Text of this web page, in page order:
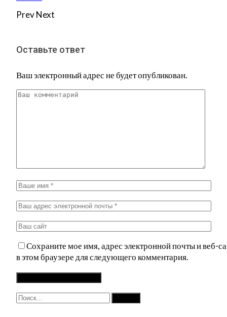
PrevNext
Оставьте ответ
Ваш электронный адрес не будет опубликован.
Сохраните мое имя, адрес электронной почты и веб-
в этом браузере для следующего комментария.